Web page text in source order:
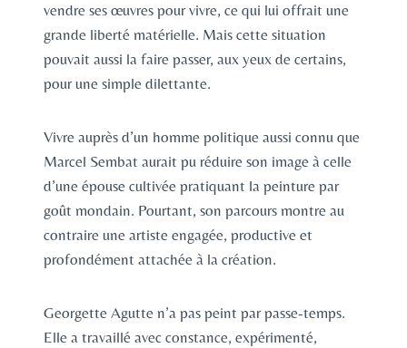
vendre ses œuvres pour vivre, ce qui lui offrait une
grande liberté matérielle. Mais cette situation
pouvait aussi la faire passer, aux yeux de certains,
pour une simple dilettante.
Vivre auprès d’un homme politique aussi connu que
Marcel Sembat aurait pu réduire son image à celle
d’une épouse cultivée pratiquant la peinture par
goût mondain. Pourtant, son parcours montre au
contraire une artiste engagée, productive et
profondément attachée à la création.
Georgette Agutte n’a pas peint par passe-temps.
Elle a travaillé avec constance, expérimenté,